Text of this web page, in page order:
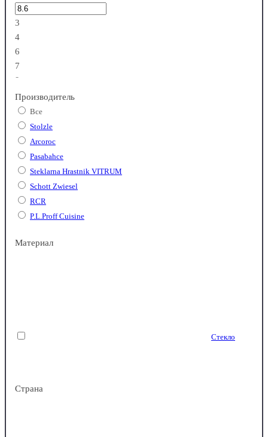
3
4
6
7
9
Производитель
Все
Stolzle
Arcoroc
Pasabahce
Steklarna Hrastnik VITRUM
Schott Zwiesel
RCR
P.L.Proff Cuisine
ОСЗ - Опытный стекольный завод
Материал
Стекло
Страна